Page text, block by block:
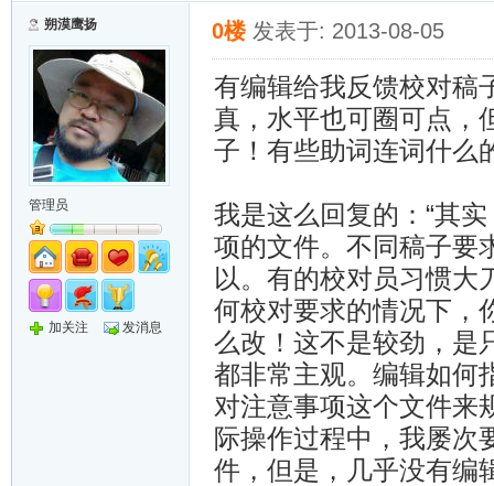
朔漠鹰扬
管理员
加关注 发消息
0楼 发表于: 2013-08-05
有编辑给我反馈校对稿
真，水平也可圈可点，
子！有些助词连词什么
我是这么回复的：“其
项的文件。不同稿子要
以。有的校对员习惯大
何校对要求的情况下，
么改！这不是较劲，是
都非常主观。编辑如何
对注意事项这个文件来
际操作过程中，我屡次
件，但是，几乎没有编